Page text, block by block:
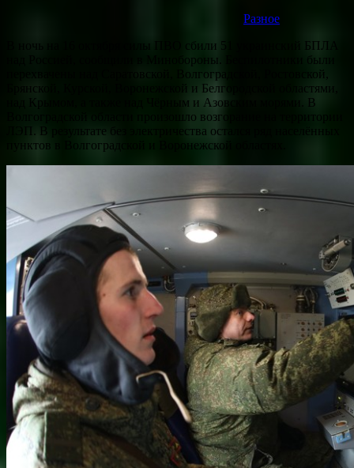
Разное
В ночь на 16 октября силы ПВО сбили 51 украинский БПЛА
над Россией, сообщили в Минобороны. Беспилотники были
перехвачены над Саратовской, Волгоградской, Ростовской,
Брянской, Курской, Воронежской и Белгородской областями,
над Крымом, а также над Чёрным и Азовским морями. В
Волгоградской области произошло возгорание на территории
ЛЭП. В результате без электричества остался ряд населённых
пунктов в Волгоградской и Воронежской областях.